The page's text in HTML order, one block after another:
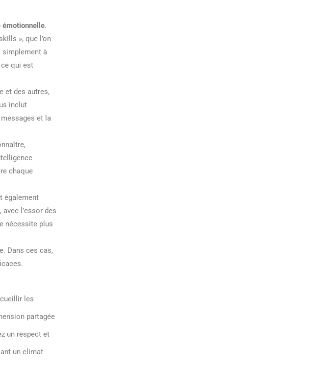
.
», que l’on
simplement à
ce qui est
et des autres,
inclut
et la
chaque
également
l’essor des
nécessite plus
Dans ces cas,
les
partagée
un respect et
un climat